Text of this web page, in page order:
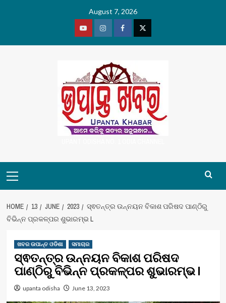
August 7, 2026
YoutubeVimeoFacebookTwitter
Menu
HOME 13 JUNE 2023
ସ୍ଵତନ୍ତ୍ର ଉନ୍ନୟନ ବିକାଶ ପରିଷଦ ପାଣ୍ଠିରୁ
ବିଭିନ୍ନ ପ୍ରକଳ୍ପର ଶୁଭାରମ୍ଭ L
ଖବର ଉପାନ୍ତ ଓଡିଶା ସମାଚାର
ସ୍ଵତନ୍ତ୍ର ଉନ୍ନୟନ ବିକାଶ ପରିଷଦ
ପାଣ୍ଠିରୁ ବିଭିନ୍ନ ପ୍ରକଳ୍ପର ଶୁଭାରମ୍ଭ l
upanta odisha June 13, 2023